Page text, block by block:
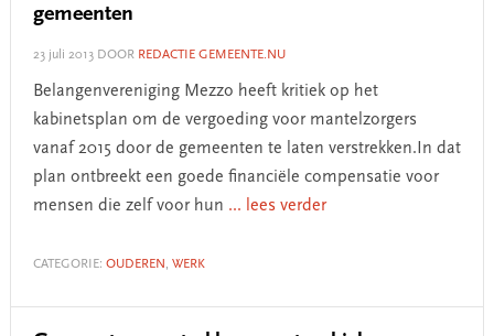
gemeenten
23 juli 2013DOOR REDACTIE GEMEENTE.NU
Belangenvereniging Mezzo heeft kritiek op het
kabinetsplan om de vergoeding voor mantelzorgers
vanaf 2015 door de gemeenten te laten verstrekken.In dat
plan ontbreekt een goede financiële compensatie voor
mensen die zelf voor hun ... lees verder
CATEGORIE: OUDEREN , WERK